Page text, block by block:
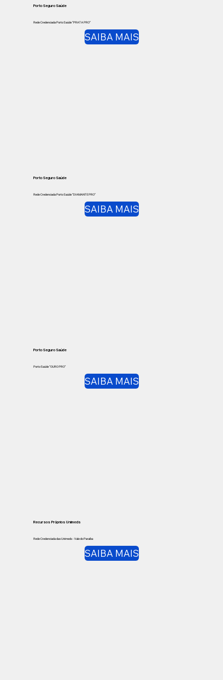
Porto Seguro Saúde
Rede Credenciada Porto Saúde “PRATA PRO”
SAIBA MAIS
Porto Seguro Saúde
Rede Credenciada Porto Saúde “DIAMANTE PRO”
SAIBA MAIS
Porto Seguro Saúde
Porto Saúde “OURO PRO”
SAIBA MAIS
Recursos Próprios Unimeds
Rede Credenciada das Unimeds - Vale do Paraíba
SAIBA MAIS